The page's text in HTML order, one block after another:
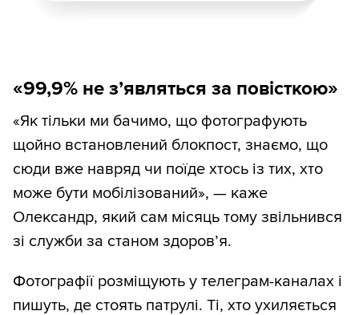
«99,9% не з’являться за повісткою»
«Як тільки ми бачимо, що фотографують
щойно встановлений блокпост, знаємо, що
сюди вже навряд чи поїде хтось із тих, хто
може бути мобілізований», — каже
Олександр, який сам місяць тому звільнився
зі служби за станом здоров’я.
Фотографії розміщують у телеграм-каналах і
пишуть, де стоять патрулі. Ті, хто ухиляється